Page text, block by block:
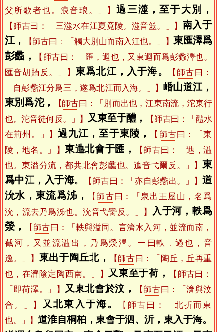
父所歌者也。浪音琅。」】過三澨，至于大別，
【 師古曰：「三澨水在江夏竟陵。澨音筮。」】 南入于
江，
【 師古曰：「觸大別山而南入江也。」】 東匯澤爲
彭蠡，
【 師古曰：「匯，迴也，又東迴而爲彭蠡澤也。
匯音胡賄反。」】 東爲北江，入于海。 【 師古曰：
「自彭蠡江分爲三，遂爲北江而入海。」】崏山道江，
東別爲沱，
【 師古曰：「別而出也，江東南流，沱東行
也。沱音徒何反。」】
又東至于醴， 【 師古曰：「醴水
在荊州。」】過九江，至于東陵， 【 師古曰：「東
陵，地名。」】 東迆北會于匯， 【 師古曰：「迆，溢
也。東溢分流，都共北會彭蠡也。迆音弋爾反。」】 東
爲中江，入于海。
【 師古曰：「亦自彭蠡出。」】 道
沇水，東流爲泲，
【 師古曰：「泉出王屋山，名爲
沇，流去乃爲泲也。沇音弋臠反。」】
入于河，軼爲
滎，
【 師古曰：「軼與溢同。言濟水入河，並流而南，
截河，又並流溢出，乃爲滎澤。一曰軼，過也，音
逸。」】 東出于陶丘北， 【 師古曰：「陶丘，丘再重
也，在濟陰定陶西南。」】
又東至于荷， 【 師古曰：
「即荷澤。」】
又東北會於汶， 【 師古曰：「濟與汶
合。」】
又北東入于海。 【 師古曰：「北折而東
也。」】 道淮自桐柏，東會于泗、沂，東入于海。